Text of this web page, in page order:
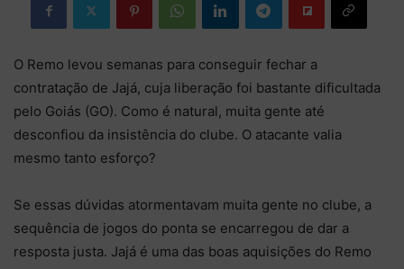
O Remo levou semanas para conseguir fechar a
contratação de Jajá, cuja liberação foi bastante dificultada
pelo Goiás (GO). Como é natural, muita gente até
desconfiou da insistência do clube. O atacante valia
mesmo tanto esforço?
Se essas dúvidas atormentavam muita gente no clube, a
sequência de jogos do ponta se encarregou de dar a
resposta justa. Jajá é uma das boas aquisições do Remo